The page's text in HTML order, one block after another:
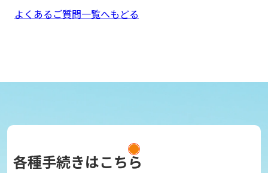
よくあるご質問一覧へもどる
各種手続きはこちら